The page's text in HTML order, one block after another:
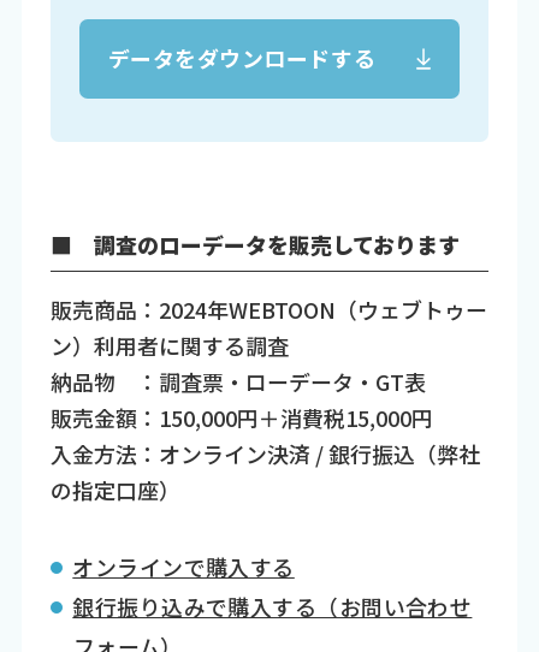
データをダウンロードする
■ 調査のローデータを販売しております
販売商品：2024年WEBTOON（ウェブトゥー
ン）利用者に関する調査
納品物 ：調査票・ローデータ・GT表
販売金額：150,000円＋消費税15,000円
入金方法：オンライン決済 / 銀行振込（弊社
の指定口座）
オンラインで購入する
銀行振り込みで購入する（お問い合わせ
フォーム）